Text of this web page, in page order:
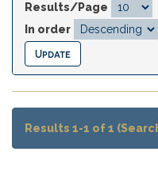
Results/Page
In order
Results 1-1 of 1